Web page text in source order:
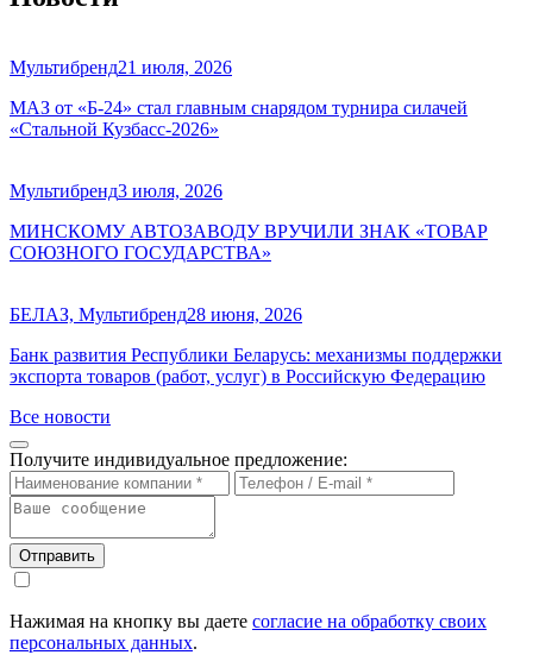
Мультибренд21 июля, 2026
МАЗ от «Б-24» стал главным снарядом турнира силачей
«Стальной Кузбасс-2026»
Мультибренд3 июля, 2026
МИНСКОМУ АВТОЗАВОДУ ВРУЧИЛИ ЗНАК «ТОВАР
СОЮЗНОГО ГОСУДАРСТВА»
БЕЛАЗ, Мультибренд28 июня, 2026
Банк развития Республики Беларусь: механизмы поддержки
экспорта товаров (работ, услуг) в Российскую Федерацию
Все новости
Получите индивидуальное предложение:
Отправить
Нажимая на кнопку вы даете согласие на обработку своих
персональных данных.